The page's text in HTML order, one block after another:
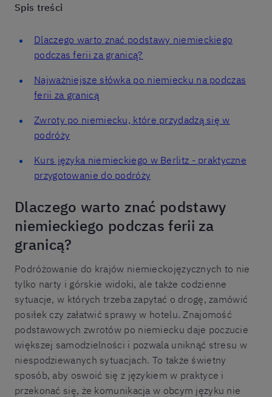
Spis treści
Dlaczego warto znać podstawy niemieckiego
podczas ferii za granicą?
Najważniejsze słówka po niemiecku na podczas
ferii za granicą
Zwroty po niemiecku, które przydadzą się w
podróży
Kurs języka niemieckiego w Berlitz - praktyczne
przygotowanie do podróży
Dlaczego warto znać podstawy
niemieckiego podczas ferii za
granicą?
Podróżowanie do krajów niemieckojęzycznych to nie
tylko narty i górskie widoki, ale także codzienne
sytuacje, w których trzeba zapytać o drogę, zamówić
posiłek czy załatwić sprawy w hotelu. Znajomość
podstawowych zwrotów po niemiecku daje poczucie
większej samodzielności i pozwala uniknąć stresu w
niespodziewanych sytuacjach. To także świetny
sposób, aby oswoić się z językiem w praktyce i
przekonać się, że komunikacja w obcym języku nie